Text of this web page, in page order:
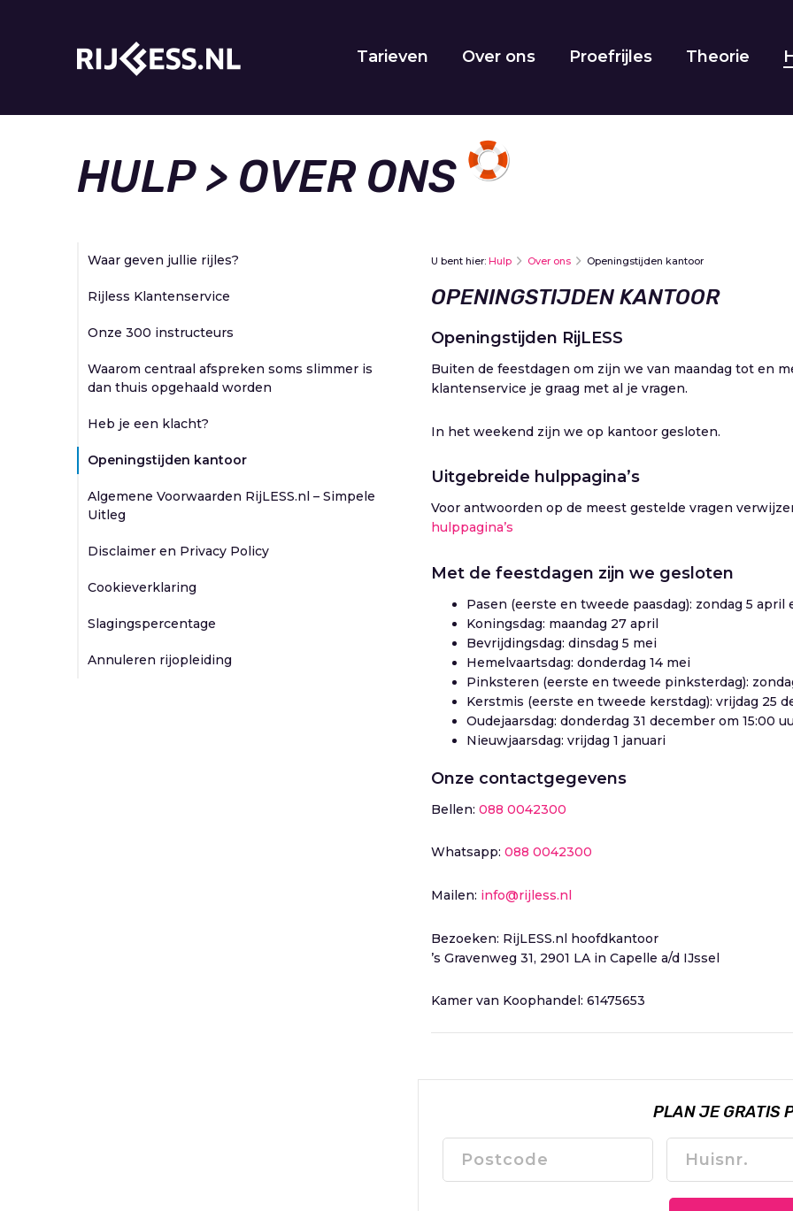
Tarieven Over ons Proefrijles Theorie
HULP> OVER ONS
U bent hier: Hulp Over ons Openingstijden kantoor
OPENINGSTIJDEN KANTOOR
Openingstijden RijLESS
Buiten de feestdagen om zijn we van maandag tot en
klantenservice je graag met al je vragen.
In het weekend zijn we op kantoor gesloten.
Uitgebreide hulppagina’s
Voor antwoorden op de meest gestelde vragen
hulppagina’s
Met de feestdagen zijn we gesloten
Pasen (eerste en tweede paasdag): zondag 5 april
Koningsdag: maandag 27 april
Bevrijdingsdag: dinsdag 5 mei
Hemelvaartsdag: donderdag 14 mei
Pinksteren (eerste en tweede pinksterdag):
Kerstmis (eerste en tweede kerstdag): vrijdag 25
Oudejaarsdag: donderdag 31 december om 15:00
Nieuwjaarsdag: vrijdag 1 januari
Onze contactgegevens
Bellen: 088 0042300
Whatsapp: 088 0042300
Mailen: info@rijless.nl
Bezoeken: RijLESS.nl hoofdkantoor
’s Gravenweg 31, 2901 LA in Capelle a/d IJssel
Kamer van Koophandel: 61475653
PLAN JE GRATIS
Waar geven jullie rijles?
Rijless Klantenservice
Onze 300 instructeurs
Waarom centraal afspreken soms slimmer is
dan thuis opgehaald worden
Heb je een klacht?
Openingstijden kantoor
Algemene Voorwaarden RijLESS.nl – Simpele
Uitleg
Disclaimer en Privacy Policy
Cookieverklaring
Slagingspercentage
Annuleren rijopleiding